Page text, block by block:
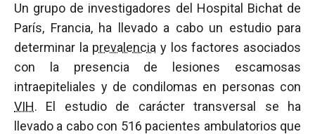
Un grupo de investigadores del Hospital Bichat de
París, Francia, ha llevado a cabo un estudio para
determinar la prevalencia y los factores asociados
con la presencia de lesiones escamosas
intraepiteliales y de condilomas en personas con
VIH. El estudio de carácter transversal se ha
llevado a cabo con 516 pacientes ambulatorios que